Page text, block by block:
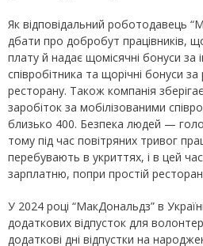
Як відповідальний роботодавець
дбати про добробут працівників,
плату й надає щомісячні бонуси за
співробітника та щорічні бонуси
ресторану. Також компанія
заробіток за мобілізованими
близько 400. Безпека людей —
тому під час повітряних тривог
перебувають в укриттях, і в цей
зарплатню, попри простій
У 2024 році “МакДональдз” в
додаткових відпусток для
додаткові дні відпустки на